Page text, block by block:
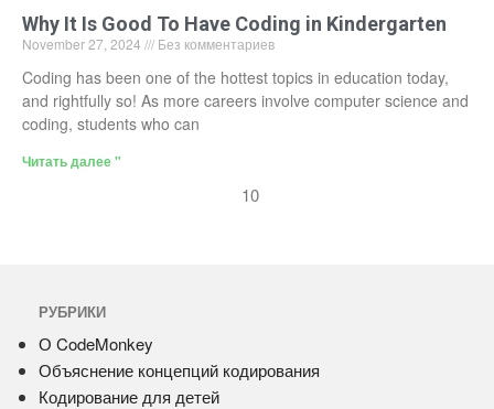
Why It Is Good To Have Coding in Kindergarten
November 27, 2024 Без комментариев
Coding has been one of the hottest topics in education today,
and rightfully so! As more careers involve computer science and
coding, students who can
Читать далее "
10
РУБРИКИ
О CodeMonkey
Объяснение концепций кодирования
Кодирование для детей